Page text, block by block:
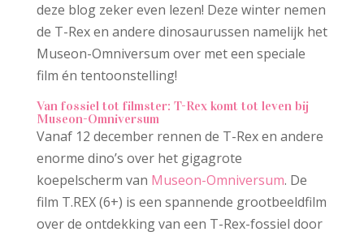
deze blog zeker even lezen! Deze winter nemen
de T-Rex en andere dinosaurussen namelijk het
Museon-Omniversum over met een speciale
film én tentoonstelling!
Van fossiel tot filmster: T-Rex komt tot leven bij
Museon-Omniversum
Vanaf 12 december rennen de T-Rex en andere
enorme dino’s over het gigagrote
koepelscherm van Museon-Omniversum. De
film T.REX (6+) is een spannende grootbeeldfilm
over de ontdekking van een T-Rex-fossiel door